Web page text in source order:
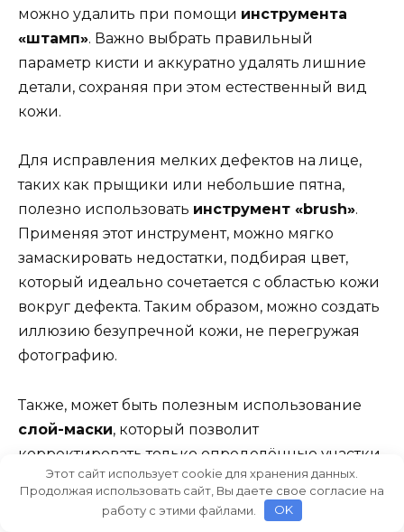
можно удалить при помощи инструмента
«штамп». Важно выбрать правильный
параметр кисти и аккуратно удалять лишние
детали, сохраняя при этом естественный вид
кожи.
Для исправления мелких дефектов на лице,
таких как прыщики или небольшие пятна,
полезно использовать инструмент «brush».
Применяя этот инструмент, можно мягко
замаскировать недостатки, подбирая цвет,
который идеально сочетается с областью кожи
вокруг дефекта. Таким образом, можно создать
иллюзию безупречной кожи, не перегружая
фотографию.
Также, может быть полезным использование
слой-маски, который позволит
корректировать только определённые участки
изображения, не затрагивая остальную часть.
Например, при ретушировании тела, можно
выделить область ног или рук, чтобы сделать
Этот сайт использует cookie для хранения данных.
Продолжая использовать сайт, Вы даете свое согласие на
работу с этими файлами.
OK